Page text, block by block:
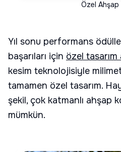
Özel Ahşap
Yıl sonu performans
başarıları için özel
kesim teknolojisiyle
tamamen özel tasarım.
şekil, çok katmanlı ahşap
mümkün.